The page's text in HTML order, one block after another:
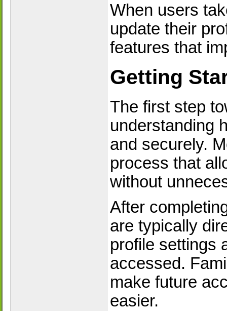
When users
update their
features that
Getting
The first step
understanding
and securely.
process that
without
After
are typically
profile settings
accessed.
make future
easier.